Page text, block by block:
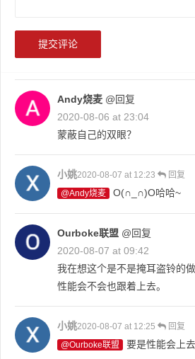
Andy烧麦 @回复
2020-08-06 at 23:04
蒙蔽自己的双眼？
小姚2020-08-07 at 12:23
回复
@Andy烧麦
O(∩_∩)O哈哈~
Ourboke联盟 @回复
2020-08-07 at 09:42
我在想这个是不是掩耳盗铃的
性能会不会也跟着上去。
小姚2020-08-07 at 12:25
回复
@Ourboke联盟
要是性能会上